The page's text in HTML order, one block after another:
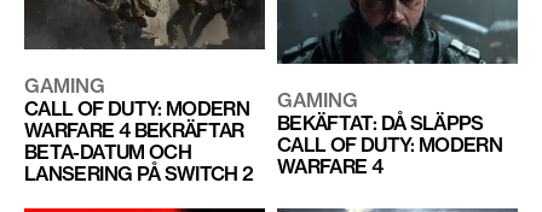
GAMING
CALL OF DUTY: MODERN
WARFARE 4 BEKRÄFTAR
BETA-DATUM OCH
LANSERING PÅ SWITCH 2
GAMING
BEKÄFTAT: DÅ SLÄPPS
CALL OF DUTY: MODERN
WARFARE 4